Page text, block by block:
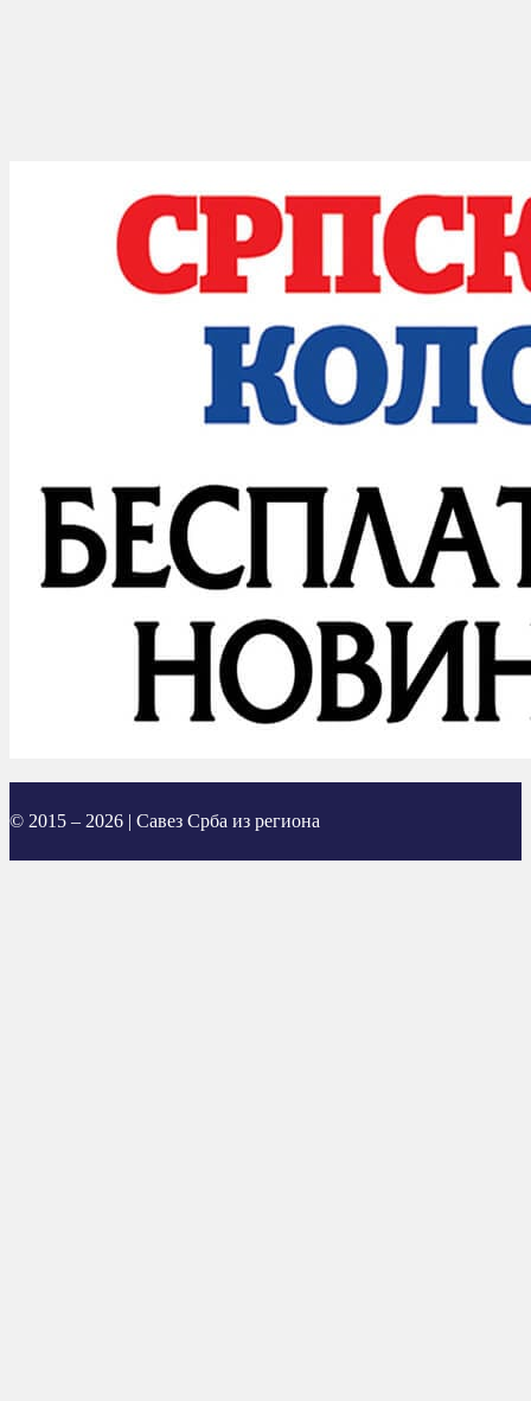
© 2015 – 2026 | Савез Срба из региона